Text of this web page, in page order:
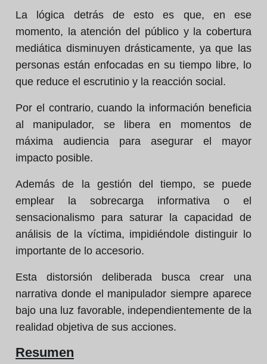
La lógica detrás de esto es que, en ese
momento, la atención del público y la cobertura
mediática disminuyen drásticamente, ya que las
personas están enfocadas en su tiempo libre, lo
que reduce el escrutinio y la reacción social.
Por el contrario, cuando la información beneficia
al manipulador, se libera en momentos de
máxima audiencia para asegurar el mayor
impacto posible.
Además de la gestión del tiempo, se puede
emplear la sobrecarga informativa o el
sensacionalismo para saturar la capacidad de
análisis de la víctima, impidiéndole distinguir lo
importante de lo accesorio.
Esta distorsión deliberada busca crear una
narrativa donde el manipulador siempre aparece
bajo una luz favorable, independientemente de la
realidad objetiva de sus acciones.
Resumen